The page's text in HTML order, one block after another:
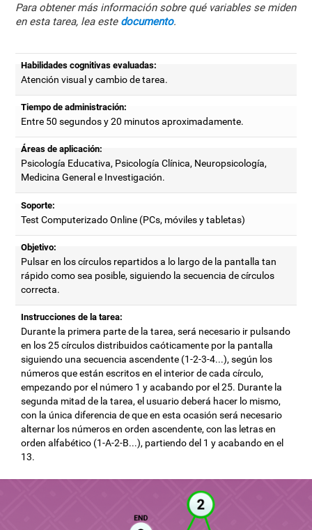
Para obtener más información sobre qué variables se miden
en esta tarea, lea este documento.
Habilidades cognitivas evaluadas:
Atención visual y cambio de tarea.
Tiempo de administración:
Entre 50 segundos y 20 minutos aproximadamente.
Áreas de aplicación:
Psicología Educativa, Psicología Clínica, Neuropsicología,
Medicina General e Investigación.
Soporte:
Test Computerizado Online (PCs, móviles y tabletas)
Objetivo:
Pulsar en los círculos repartidos a lo largo de la pantalla tan
rápido como sea posible, siguiendo la secuencia de círculos
correcta.
Instrucciones de la tarea:
Durante la primera parte de la tarea, será necesario ir pulsando
en los 25 círculos distribuidos caóticamente por la pantalla
siguiendo una secuencia ascendente (1-2-3-4...), según los
números que están escritos en el interior de cada círculo,
empezando por el número 1 y acabando por el 25. Durante la
segunda mitad de la tarea, el usuario deberá hacer lo mismo,
con la única diferencia de que en esta ocasión será necesario
alternar los números en orden ascendente, con las letras en
orden alfabético (1-A-2-B...), partiendo del 1 y acabando en el
13.